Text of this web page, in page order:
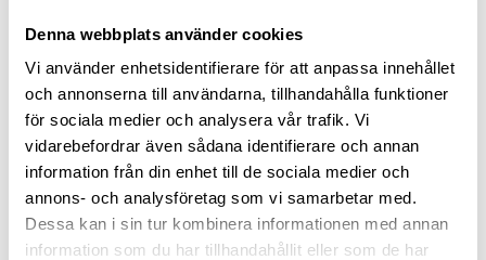
Denna webbplats använder cookies
Vi använder enhetsidentifierare för att anpassa innehållet
och annonserna till användarna, tillhandahålla funktioner
för sociala medier och analysera vår trafik. Vi
vidarebefordrar även sådana identifierare och annan
information från din enhet till de sociala medier och
annons- och analysföretag som vi samarbetar med.
Dessa kan i sin tur kombinera informationen med annan
information som du har tillhandahållit eller som de har
Artero Yorkshire
pälsvårdsset
Set med Hidratante schampo, Keratin balsam och Flash Shine balsamspray
549kr
pälsvårdsset
499 kr